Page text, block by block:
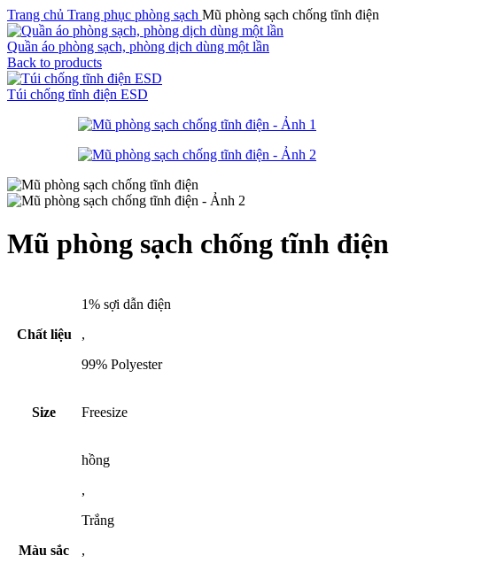
Trang chủ Trang phục phòng sạch Mũ phòng sạch chống tĩnh điện
Quần áo phòng sạch, phòng dịch dùng một lần
Back to products
Túi chống tĩnh điện ESD
Mũ phòng sạch chống tĩnh điện
Chất liệu
1% sợi dẫn điện
,
99% Polyester
Size Freesize
Màu sắc
hồng
,
Trắng
,